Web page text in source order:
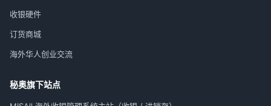
收银硬件
订货商城
海外华人创业交流
秘奥旗下站点